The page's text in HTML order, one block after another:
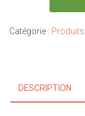
Catégorie :
DESCRIPTION